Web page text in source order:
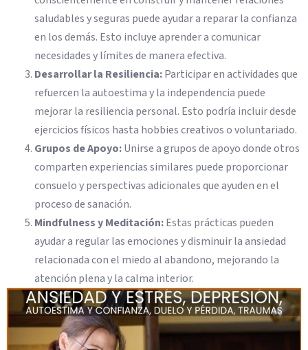
saludables y seguras puede ayudar a reparar la confianza
en los demás. Esto incluye aprender a comunicar
necesidades y límites de manera efectiva.
Desarrollar la Resiliencia:Participar en actividades que
refuercen la autoestima y la independencia puede
mejorar la resiliencia personal. Esto podría incluir desde
ejercicios físicos hasta hobbies creativos o voluntariado.
Grupos de Apoyo:Unirse a grupos de apoyo donde otros
comparten experiencias similares puede proporcionar
consuelo y perspectivas adicionales que ayuden en el
proceso de sanación.
Mindfulness y Meditación:Estas prácticas pueden
ayudar a regular las emociones y disminuir la ansiedad
relacionada con el miedo al abandono, mejorando la
atención plena y la calma interior.